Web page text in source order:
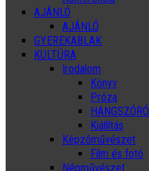
AJÁNLÓ
AJÁNLÓ
GYEREKABLAK
KULTÚRA
Irodalom
Könyv
Próza
HANGSZÓRÓ
Kiállítás
Képzőművészet
Film és fotó
Népművészet